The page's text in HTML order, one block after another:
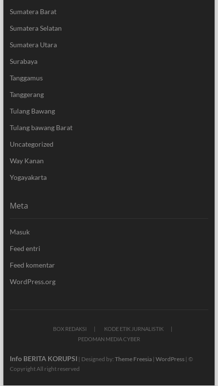
Sumatera Barat
Sumatera Selatan
Sumatera Utara
Surabaya
Tanggamus
Tanggerang
Tulang Bawang
Tulang bawang Barat
Uncategorized
Way Kanan
Yogayakarta
Meta
Masuk
Feed entri
Feed komentar
WordPress.org
BOX REDAKSI
KODE ETIK JURNALISTIK
PEDOMAN MEDIA CYBER
Info BERITA KORUPSI | Designed by: Theme Freesia| WordPress| ©
Copyright All right reserved